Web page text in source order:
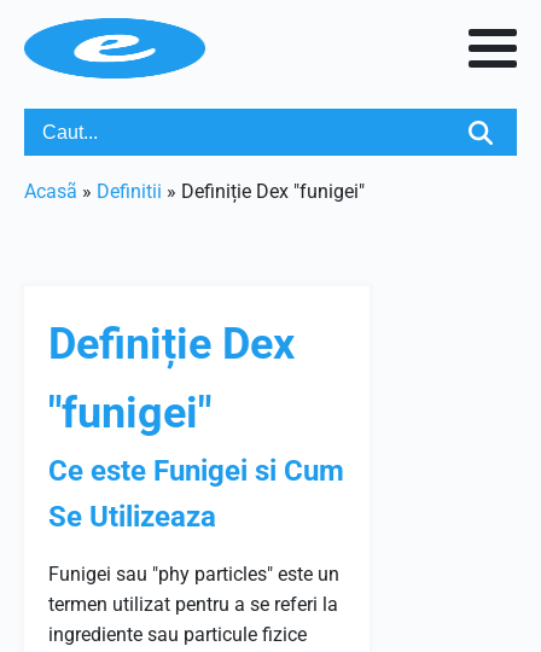
Acasã » Definitii » Definiție Dex "funigei"
Definiție Dex
"funigei"
Ce este Funigei si Cum
Se Utilizeaza
Funigei sau "phy particles" este un
termen utilizat pentru a se referi la
ingrediente sau particule fizice